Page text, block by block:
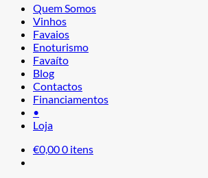
Quem Somos
Vinhos
Favaios
Enoturismo
Favaíto
Blog
Contactos
Financiamentos
•
Loja
€0,000 itens